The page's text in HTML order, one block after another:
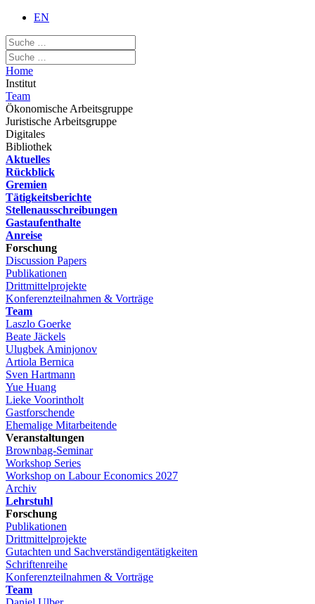
EN
Home
Institut
Team
Ökonomische Arbeitsgruppe
Juristische Arbeitsgruppe
Digitales
Bibliothek
Aktuelles
Rückblick
Gremien
Tätigkeitsberichte
Stellenausschreibungen
Gastaufenthalte
Anreise
Forschung
Discussion Papers
Publikationen
Drittmittelprojekte
Konferenzteilnahmen & Vorträge
Team
Laszlo Goerke
Beate Jäckels
Ulugbek Aminjonov
Artiola Bernica
Sven Hartmann
Yue Huang
Lieke Voorintholt
Gastforschende
Ehemalige Mitarbeitende
Veranstaltungen
Brownbag-Seminar
Workshop Series
Workshop on Labour Economics 2027
Archiv
Lehrstuhl
Forschung
Publikationen
Drittmittelprojekte
Gutachten und Sachverständigentätigkeiten
Schriftenreihe
Konferenzteilnahmen & Vorträge
Team